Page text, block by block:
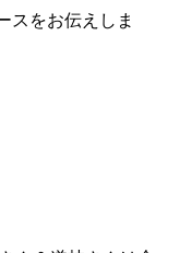
スをお伝えしま